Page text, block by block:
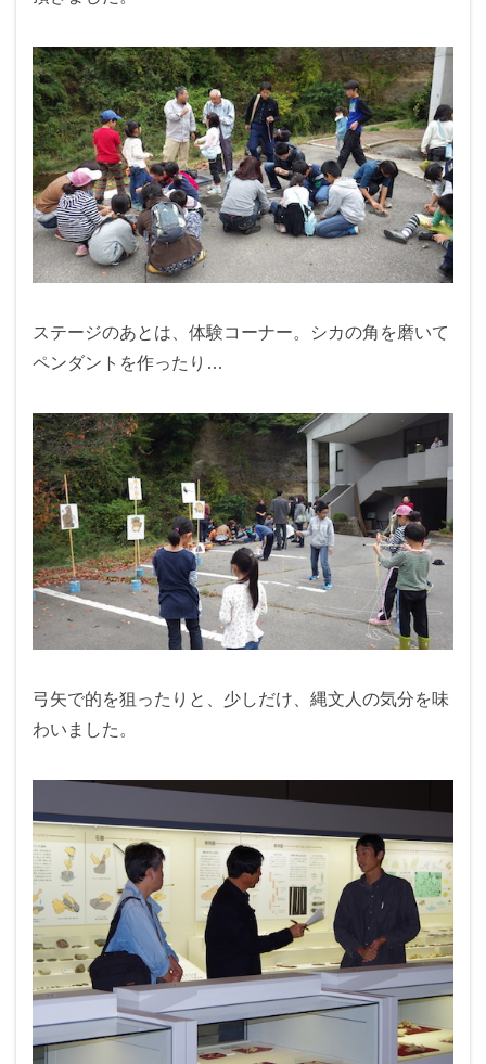
ステージのあとは、体験コーナー。シカの角を磨いて
ペンダントを作ったり…
弓矢で的を狙ったりと、少しだけ、縄文人の気分を味
わいました。